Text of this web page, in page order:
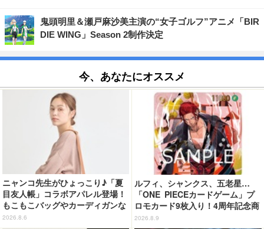
鬼頭明里＆瀬戸麻沙美主演の“女子ゴルフ”アニメ「BIR
DIE WING」Season 2制作決定
今、あなたにオススメ
ニャンコ先生がひょっこり♪「夏
目友人帳」コラボアパレル登場！
もこもこバッグやカーディガンな
ど全8型
2026.8.6
ルフィ、シャンクス、五老星…
「ONE PIECEカードゲーム」プ
ロモカード9枚入り！4周年記念商
品が抽選販売【9月2日23時まで】
2026.8.9